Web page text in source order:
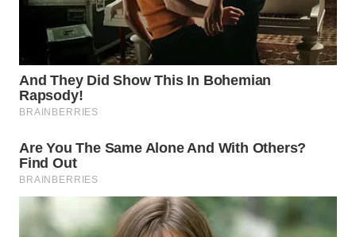
WAHANA
OTOMOTIF
WAHANA
HEALTH
DESA
WISATA
WAHANA